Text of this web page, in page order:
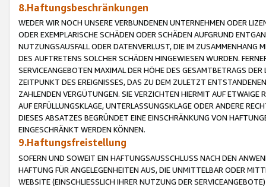
8.Haftungsbeschränkungen
WEDER WIR NOCH UNSERE VERBUNDENEN UNTERNEHMEN ODER
ODER EXEMPLARISCHE SCHÄDEN ODER SCHÄDEN AUFGRUND
NUTZUNGSAUSFALL ODER DATENVERLUST, DIE IM ZUSAMMENHANG
DES AUFTRETENS SOLCHER SCHÄDEN HINGEWIESEN WURDEN.
SERVICEANGEBOTEN MAXIMAL DER HÖHE DES GESAMTBETRAGS
ZEITPUNKT DES EREIGNISSES, DAS ZU DEM ZULETZT
ZAHLENDEN VERGÜTUNGEN. SIE VERZICHTEN HIERMIT AUF
AUF ERFÜLLUNGSKLAGE, UNTERLASSUNGSKLAGE ODER ANDERE
DIESES ABSATZES BEGRÜNDET EINE EINSCHRÄNKUNG VON
EINGESCHRÄNKT WERDEN KÖNNEN.
9.Haftungsfreistellung
SOFERN UND SOWEIT EIN HAFTUNGSAUSSCHLUSS NACH DEN
HAFTUNG FÜR ANGELEGENHEITEN AUS, DIE UNMITTELBAR ODER
WEBSITE (EINSCHLIESSLICH IHRER NUTZUNG DER